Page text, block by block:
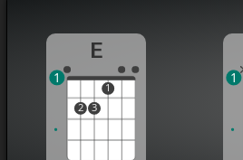
E
2 3
1
1 1